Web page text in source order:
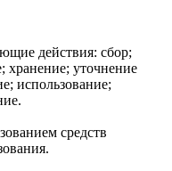
действия: сбор;
хранение; уточнение
использование;
средств